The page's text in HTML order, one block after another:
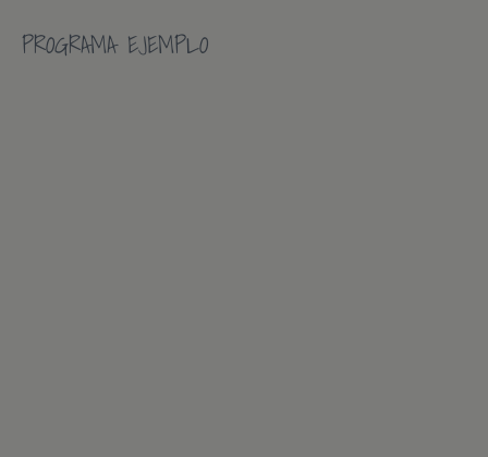
PROGRAMA EJEMPLO